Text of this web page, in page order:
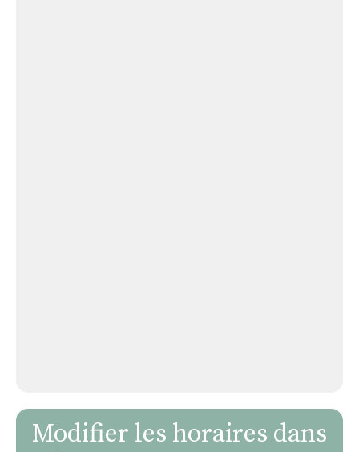
Modifier les horaires dans